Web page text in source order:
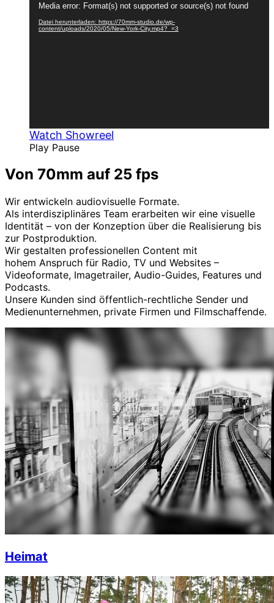
Player
Media error: Format(s) not supported or source(s) not found
Datei herunterladen: https://70mm-studio.de/wp-
content/uploads/2020/05/New-York-City.mp4?_=3
Watch Showreel
Play Pause
Von 70mm auf 25 fps
Wir entwickeln audiovisuelle Formate.
Als interdisziplinäres Team erarbeiten wir eine visuelle
Identität – von der Konzeption über die Realisierung bis
zur Postproduktion.
Wir gestalten professionellen Content mit
hohem Anspruch für Radio, TV und Websites –
Videoformate, Imagetrailer, Audio-Guides, Features und
Podcasts.
Unsere Kunden sind öffentlich-rechtliche Sender und
Medienunternehmen, private Firmen und Filmschaffende.
Heimat